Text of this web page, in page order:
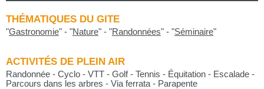
THÉMATIQUES DU GITE
"Gastronomie" - "Nature" - "Randonnées" - "Séminaire"
ACTIVITÉS DE PLEIN AIR
Randonnée - Cyclo - VTT - Golf - Tennis - Équitation - Escalade -
Parcours dans les arbres - Via ferrata - Parapente